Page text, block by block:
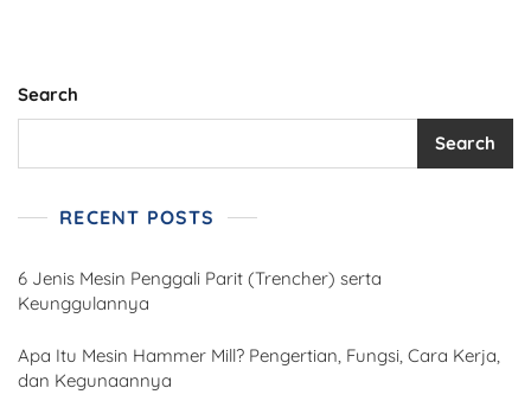
Search
Search
RECENT POSTS
6 Jenis Mesin Penggali Parit (Trencher) serta
Keunggulannya
Apa Itu Mesin Hammer Mill? Pengertian, Fungsi, Cara Kerja,
dan Kegunaannya